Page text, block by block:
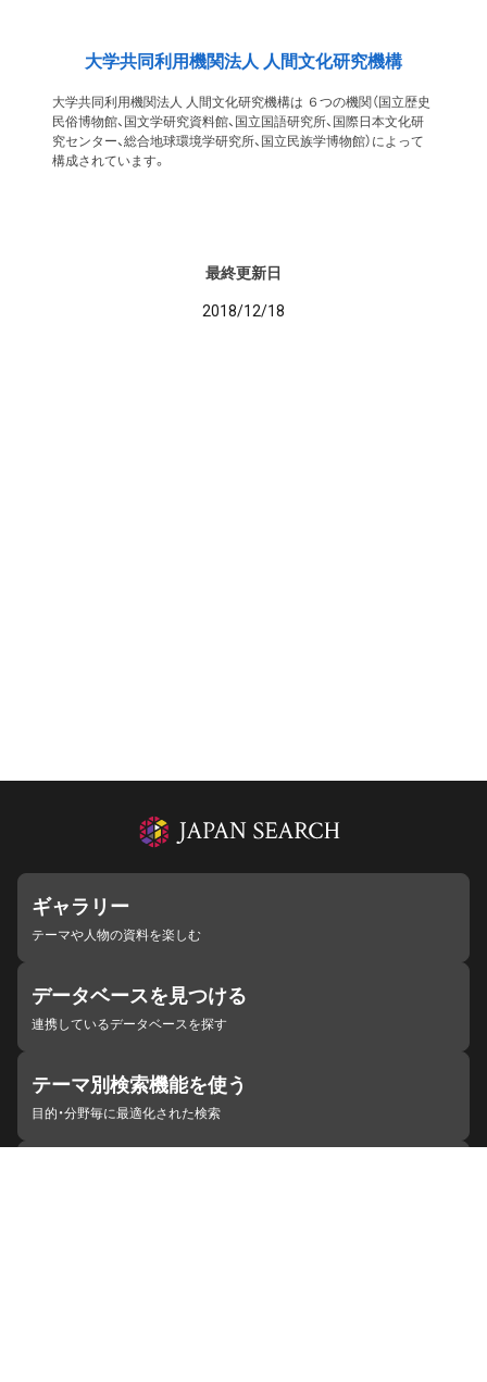
大学共同利用機関法人 人間文化研究機構
大学共同利用機関法人 人間文化研究機構は ６つの機関（国立歴史
民俗博物館、国文学研究資料館、国立国語研究所、国際日本文化研
究センター、総合地球環境学研究所、国立民族学博物館）によって
構成されています。
最終更新日
2018/12/18
ギャラリー
テーマや人物の資料を楽しむ
データベースを見つける
連携しているデータベースを探す
テーマ別検索機能を使う
目的・分野毎に最適化された検索